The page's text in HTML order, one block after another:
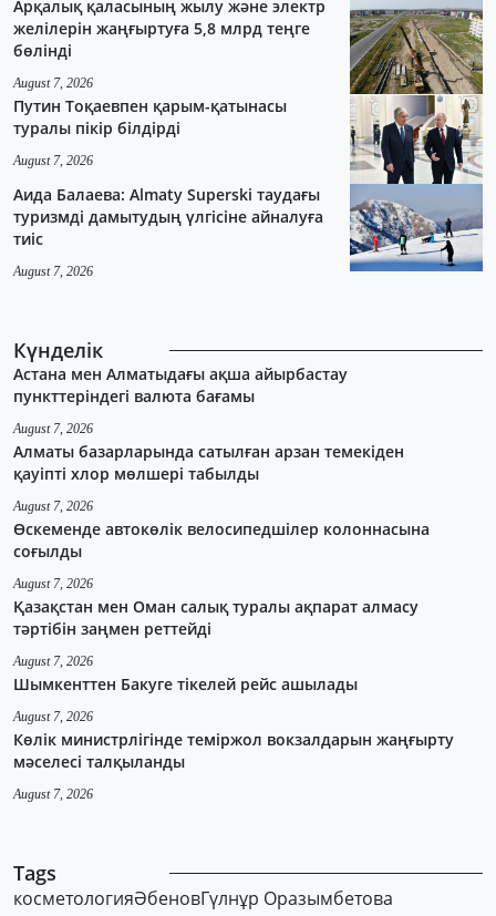
Арқалық қаласының жылу және электр
желілерін жаңғыртуға 5,8 млрд теңге
бөлінді
August 7, 2026
Путин Тоқаевпен қарым-қатынасы
туралы пікір білдірді
August 7, 2026
Аида Балаева: Almaty Superski таудағы
туризмді дамытудың үлгісіне айналуға
тиіс
August 7, 2026
Күнделік
Астана мен Алматыдағы ақша айырбастау
пункттеріндегі валюта бағамы
August 7, 2026
Алматы базарларында сатылған арзан темекіден
қауіпті хлор мөлшері табылды
August 7, 2026
Өскеменде автокөлік велосипедшілер колоннасына
соғылды
August 7, 2026
Қазақстан мен Оман салық туралы ақпарат алмасу
тәртібін заңмен реттейді
August 7, 2026
Шымкенттен Бакуге тікелей рейс ашылады
August 7, 2026
Көлік министрлігінде теміржол вокзалдарын жаңғырту
мәселесі талқыланды
August 7, 2026
Tags
косметологияӘбеновГүлнұр Оразымбетова